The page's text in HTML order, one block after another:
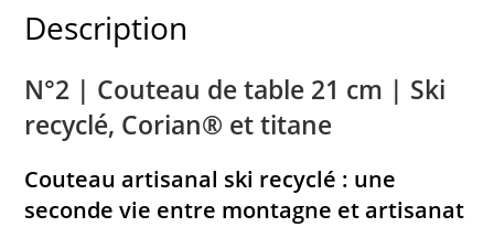
Description
N°2 | Couteau de table 21 cm | Ski
recyclé, Corian® et titane
Couteau artisanal ski recyclé : une
seconde vie entre montagne et artisanat